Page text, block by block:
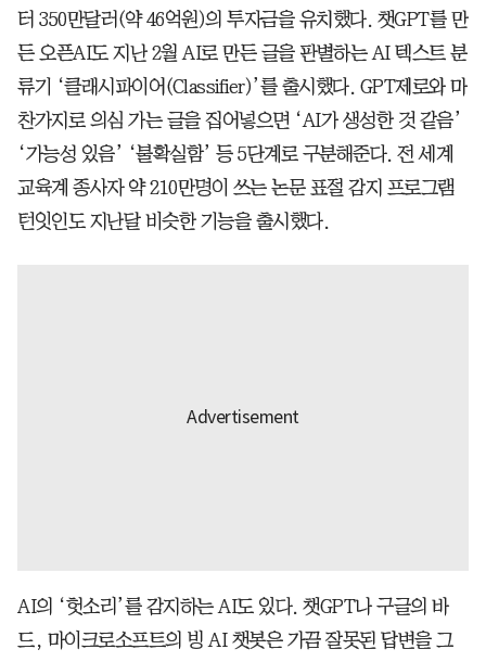
터 350만달러(약 46억원)의 투자금을 유치했다. 챗GPT를 만
든 오픈AI도 지난 2월 AI로 만든 글을 판별하는 AI 텍스트 분
류기 ‘클래시파이어(Classifier)’를 출시했다. GPT제로와 마
찬가지로 의심 가는 글을 집어넣으면 ‘AI가 생성한 것 같음’
‘가능성 있음’ ‘불확실함’ 등 5단계로 구분해준다. 전 세계
교육계 종사자 약 210만명이 쓰는 논문 표절 감지 프로그램
턴잇인도 지난달 비슷한 기능을 출시했다.
AI의 ‘헛소리’를 감지하는 AI도 있다. 챗GPT나 구글의 바
드, 마이크로소프트의 빙 AI 챗봇은 가끔 잘못된 답변을 그